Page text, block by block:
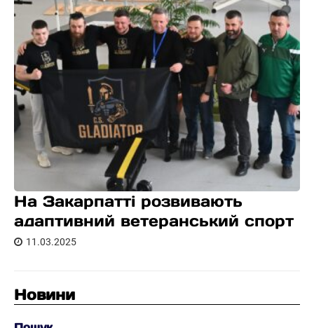
На Закарпатті розвивають
адаптивний ветеранський спорт
11.03.2025
Новини